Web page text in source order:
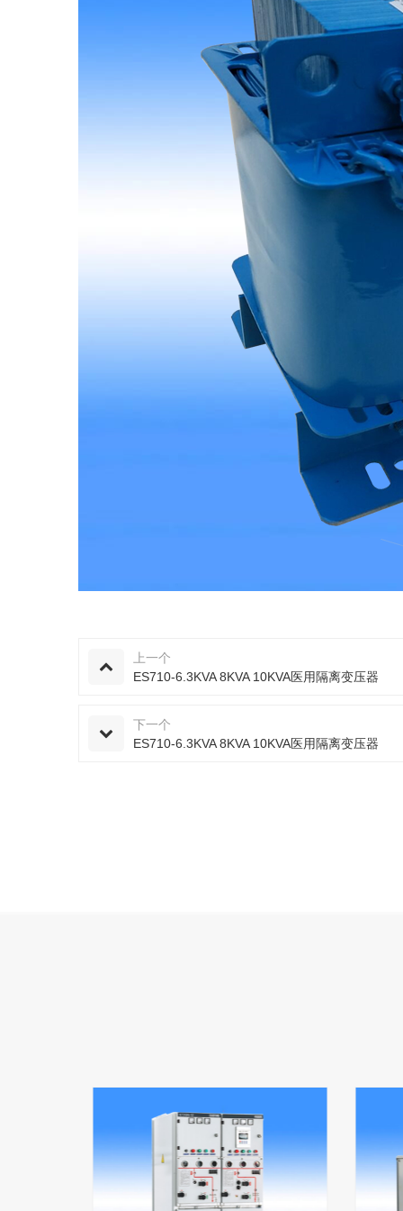
上一个
ES710-6.3KVA 8KVA 10KVA医用隔离变压器
下一个
ES710-6.3KVA 8KVA 10KVA医用隔离变压器